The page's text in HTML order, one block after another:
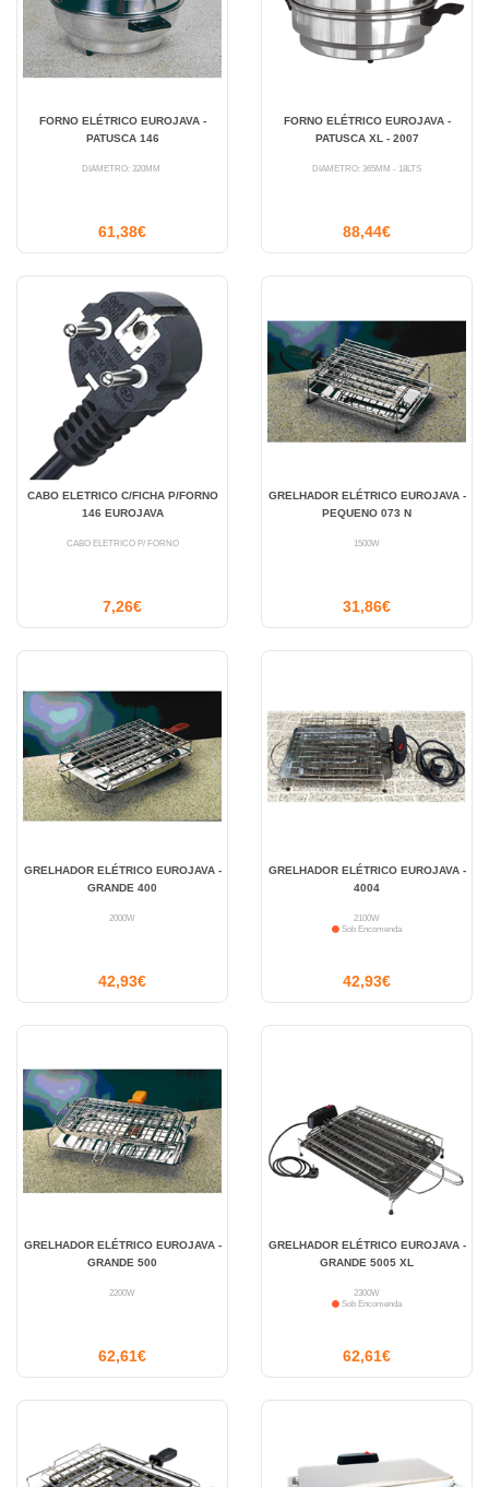
FORNO ELÉTRICO EUROJAVA -
PATUSCA 146
DIÂMETRO: 320MM
61,38€
FORNO ELÉTRICO EUROJAVA -
PATUSCA XL - 2007
DIÂMETRO: 365MM - 18LTS
88,44€
CABO ELETRICO C/FICHA P/FORNO
146 EUROJAVA
CABO ELÉTRICO P/ FORNO
7,26€
GRELHADOR ELÉTRICO EUROJAVA -
PEQUENO 073 N
1500W
31,86€
GRELHADOR ELÉTRICO EUROJAVA -
GRANDE 400
2000W
42,93€
GRELHADOR ELÉTRICO EUROJAVA -
4004
2100W
Sob Encomenda
42,93€
GRELHADOR ELÉTRICO EUROJAVA -
GRANDE 500
2200W
62,61€
GRELHADOR ELÉTRICO EUROJAVA -
GRANDE 5005 XL
2300W
Sob Encomenda
62,61€